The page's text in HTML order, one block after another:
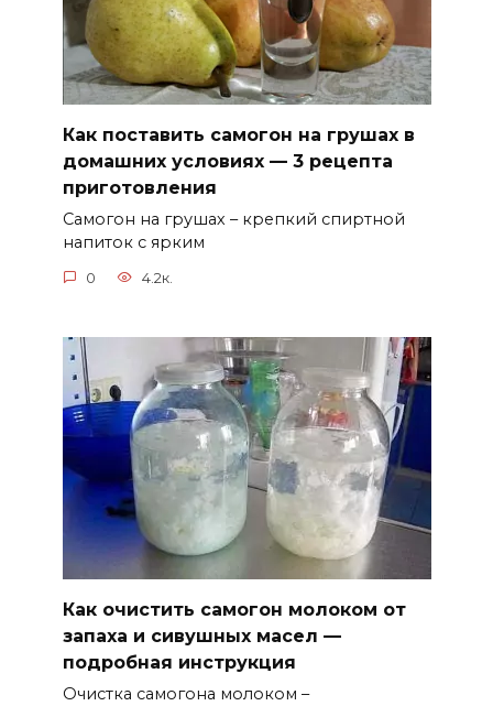
Как поставить самогон на грушах в
домашних условиях — 3 рецепта
приготовления
Самогон на грушах – крепкий спиртной
напиток с ярким
0 4.2к.
Как очистить самогон молоком от
запаха и сивушных масел —
подробная инструкция
Очистка самогона молоком –